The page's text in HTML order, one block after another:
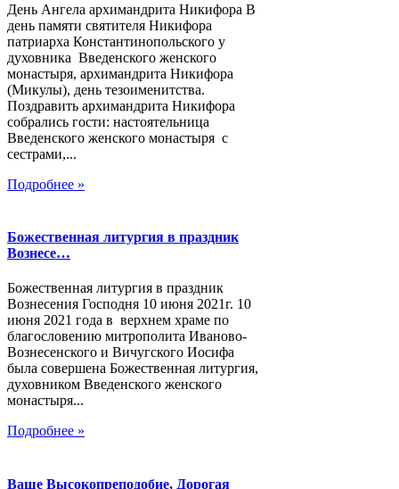
День Ангела архимандрита Никифора В
день памяти святителя Никифора
патриарха Константинопольского у
духовника Введенского женского
монастыря, архимандрита Никифора
(Микулы), день тезоименитства.
Поздравить архимандрита Никифора
собрались гости: настоятельница
Введенского женского монастыря с
сестрами,...
Подробнее »
Божественная литургия в праздник
Вознесе…
Божественная литургия в праздник
Вознесения Господня 10 июня 2021г. 10
июня 2021 года в верхнем храме по
благословению митрополита Иваново-
Вознесенского и Вичугского Иосифа
была совершена Божественная литургия,
духовником Введенского женского
монастыря...
Подробнее »
Ваше Высокопреподобие, Дорогая